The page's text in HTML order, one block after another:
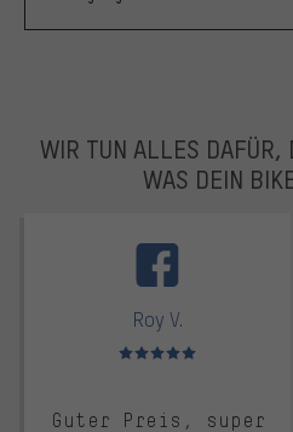
WIR TUN ALLES DAFÜR,
WAS DEIN
Roy V.
Bewertungen: 5 von 5
Guter Preis, super